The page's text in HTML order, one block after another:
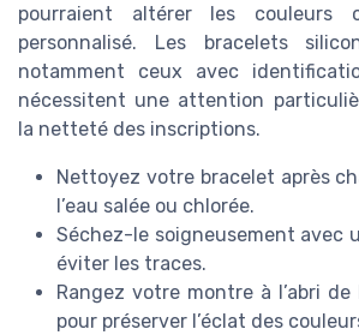
pourraient altérer les couleurs
personnalisé. Les bracelets
notamment ceux avec
nécessitent une attention
la netteté des inscriptions.
Nettoyez votre bracelet après
l’eau salée ou chlorée.
Séchez-le soigneusement avec
éviter les traces.
Rangez votre montre à l’abri
pour préserver l’éclat des